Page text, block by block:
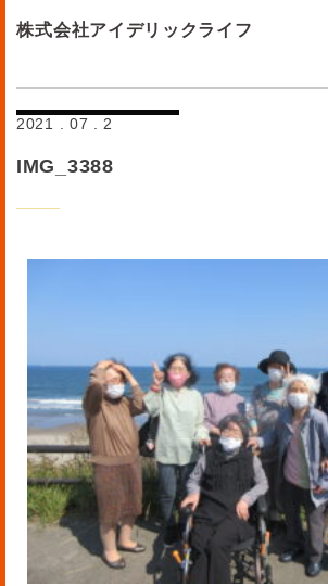
株式会社アイデリックライフ
2021 . 07 . 2
IMG_3388